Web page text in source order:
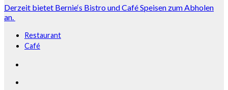
Derzeit bietet Bernie‘s Bistro und Café Speisen zum Abholen
an.
Restaurant
Café